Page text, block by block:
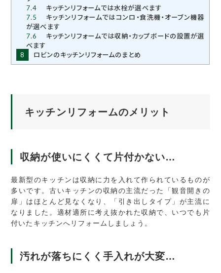
7.4
キッチンリフォームでは水栓が選べます
7.5
キッチンリフォームではコンロ・食洗機・オーブン機器
が選べます
7.6
キッチンリフォームでは収納・カップボードの設置が選
べます
8
ロビンのキッチンリフォームのまとめ
キッチンリフォームのメリット
収納が使いにくくて片付かない…
最新型のキッチンは収納に力を入れて作られているものが
多いです。古いキッチンの収納の主流だった「観音開きの
扉」はほとんど見なくなり、「引き出しタイプ」が主流に
なりました。適材適所に考え抜かれた収納で、いつでも片
付いたキッチンへリフォームしましょう。
汚れが落ちにくく手入れが大変…